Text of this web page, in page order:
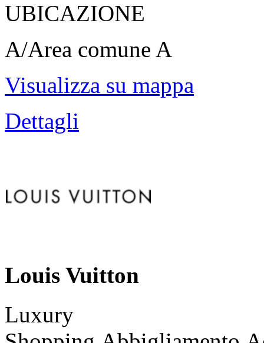
UBICAZIONE
A/Area comune A
Visualizza su mappa
Dettagli
Louis Vuitton
Luxury